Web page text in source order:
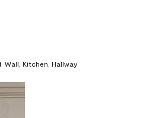
Wall, Kitchen, Hallway